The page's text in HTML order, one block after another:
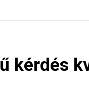
kérdés